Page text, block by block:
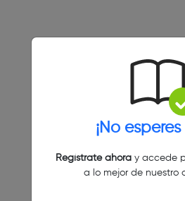
¡No
Regístrate ahoray accede
a lo mejor de nuestro